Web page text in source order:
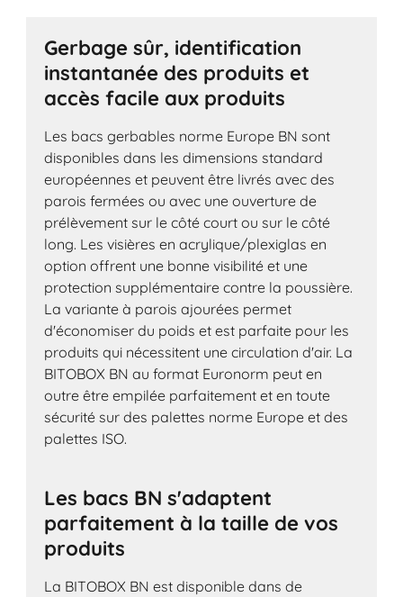
Gerbage sûr, identification
instantanée des produits et
accès facile aux produits
Les bacs gerbables norme Europe BN sont
disponibles dans les dimensions standard
européennes et peuvent être livrés avec des
parois fermées ou avec une ouverture de
prélèvement sur le côté court ou sur le côté
long. Les visières en acrylique/plexiglas en
option offrent une bonne visibilité et une
protection supplémentaire contre la poussière.
La variante à parois ajourées permet
d'économiser du poids et est parfaite pour les
produits qui nécessitent une circulation d'air. La
BITOBOX BN au format Euronorm peut en
outre être empilée parfaitement et en toute
sécurité sur des palettes norme Europe et des
palettes ISO.
Les bacs BN s'adaptent
parfaitement à la taille de vos
produits
La BITOBOX BN est disponible dans de